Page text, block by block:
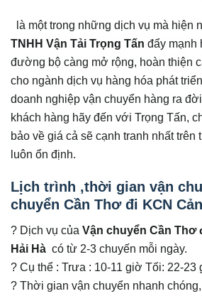
là một trong những dịch vụ mà hiện
TNHH Vận Tải Trọng Tấn đẩy mạnh
đường bộ càng mở rộng, hoàn thiện
cho ngành dịch vụ hàng hóa phát
doanh nghiệp vận chuyển hàng ra
khách hàng hãy đến với Trọng Tấn,
bảo về giá cả sẽ cạnh tranh nhất trên
luôn ổn định.
Lịch trình ,thời gian vận
chuyển Cần Thơ đi KCN
? Dịch vụ của Vận chuyển Cần Thơ
Hải Hà có từ 2-3 chuyến mỗi ngày.
? Cụ thể : Trưa : 10-11 giờ Tối: 22-23
? Thời gian vận chuyển nhanh